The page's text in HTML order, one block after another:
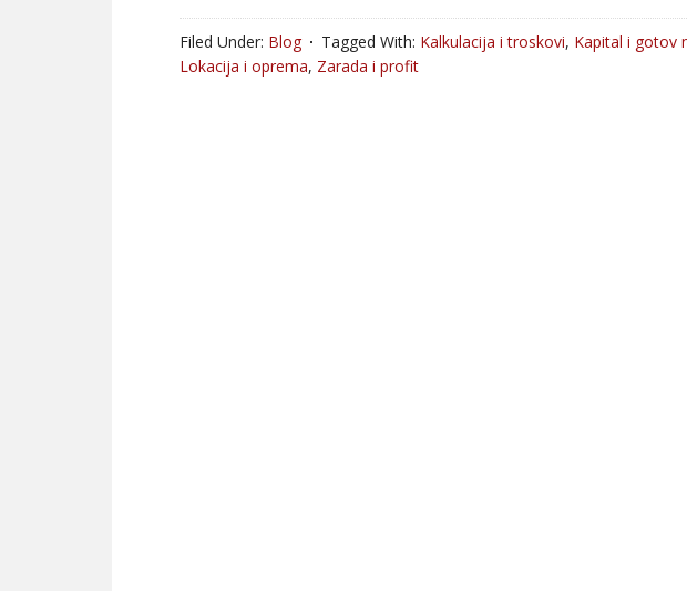
Filed Under: Blog Tagged With: Kalkulacija i troskovi, Kapital i gotov
Lokacija i oprema, Zarada i profit